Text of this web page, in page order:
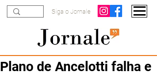
Siga o Jornale
Plano de Ancelotti falha e